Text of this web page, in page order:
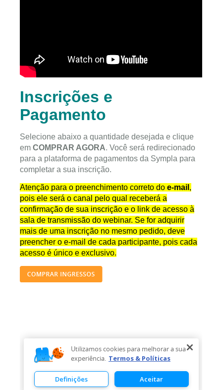
Inscrições e
Pagamento
Selecione abaixo a quantidade desejada e clique
em COMPRAR AGORA. Você será redirecionado
para a plataforma de pagamentos da Sympla para
completar a sua inscrição.
Atenção para o preenchimento correto do e-mail ,
pois ele será o canal pelo qual receberá a
confirmação de sua inscrição e o link de acesso à
sala de transmissão do webinar. Se for adquirir
mais de uma inscrição no mesmo pedido, deve
preencher o e-mail de cada participante, pois cada
acesso é único e exclusivo.